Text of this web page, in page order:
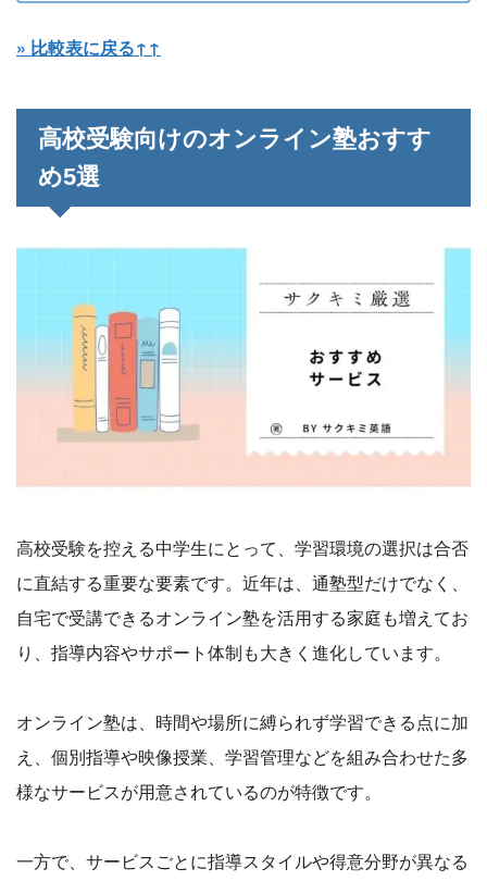
» 比較表に戻る↑↑
高校受験向けのオンライン塾おすす
め5選
高校受験を控える中学生にとって、学習環境の選択は合否
に直結する重要な要素です。近年は、通塾型だけでなく、
自宅で受講できるオンライン塾を活用する家庭も増えてお
り、指導内容やサポート体制も大きく進化しています。
オンライン塾は、時間や場所に縛られず学習できる点に加
え、個別指導や映像授業、学習管理などを組み合わせた多
様なサービスが用意されているのが特徴です。
一方で、サービスごとに指導スタイルや得意分野が異なる